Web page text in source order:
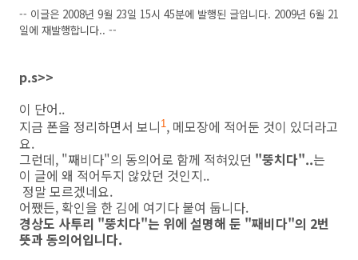
-- 이글은 2008년 9월 23일 15시 45분에 발행된 글입니다. 2009년 6월 21
일에 재발행합니다.. --
p.s>>
이 단어..
지금 폰을 정리하면서 보니 1, 메모장에 적어둔 것이 있더라고
요.
그런데, "째비다"의 동의어로 함께 적혀있던 "뚱치다"..는
이 글에 왜 적어두지 않았던 것인지..
정말 모르겠네요.
어쨌든, 확인을 한 김에 여기다 붙여 둡니다.
경상도 사투리 "뚱치다"는 위에 설명해 둔 "째비다"의 2번
뜻과 동의어입니다.